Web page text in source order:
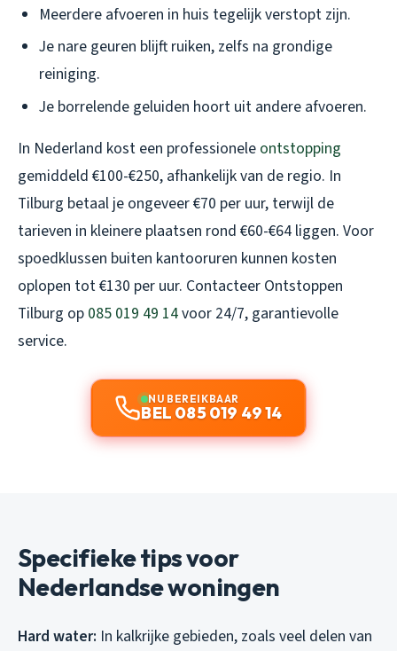
Meerdere afvoeren in huis tegelijk verstopt zijn.
Je nare geuren blijft ruiken, zelfs na grondige
reiniging.
Je borrelende geluiden hoort uit andere afvoeren.
In Nederland kost een professionele ontstopping
gemiddeld €100-€250, afhankelijk van de regio. In
Tilburg betaal je ongeveer €70 per uur, terwijl de
tarieven in kleinere plaatsen rond €60-€64 liggen. Voor
spoedklussen buiten kantooruren kunnen kosten
oplopen tot €130 per uur. Contacteer Ontstoppen
Tilburg op 085 019 49 14voor 24/7, garantievolle
service.
NU BEREIKBAAR
BEL 085 019 49 14
Specifieke tips voor
Nederlandse woningen
Hard water: In kalkrijke gebieden, zoals veel delen van